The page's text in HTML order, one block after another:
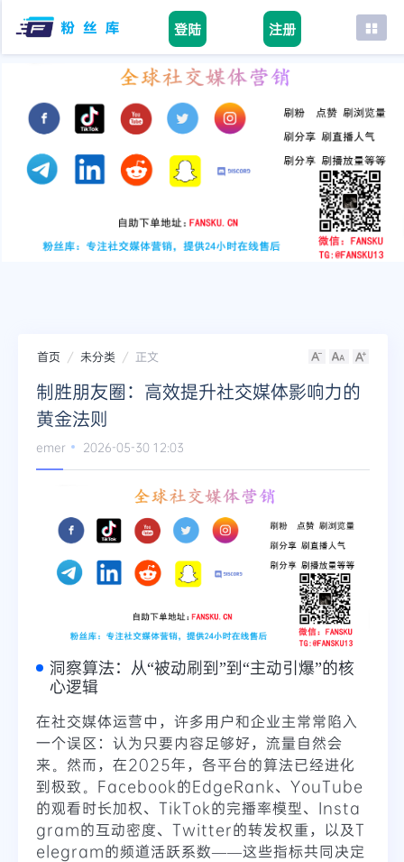
登陆 注册
首页
tiktok
youtube
instagram
首页 未分类 正文
制胜朋友圈：高效提升社交媒体影响力的
黄金法则
emer 2026-05-30 12:03
洞察算法：从“被动刷到”到“主动引爆”的核
心逻辑
在社交媒体运营中，许多用户和企业主常常陷入
一个误区：认为只要内容足够好，流量自然会
来。然而，在2025年，各平台的算法已经进化
到极致。Facebook的EdgeRank、YouTube
的观看时长加权、TikTok的完播率模型、Insta
gram的互动密度、Twitter的转发权重，以及T
elegram的频道活跃系数——这些指标共同决定